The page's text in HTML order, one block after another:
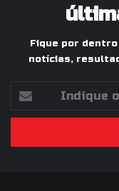
Fique por
notícias,
seu
de